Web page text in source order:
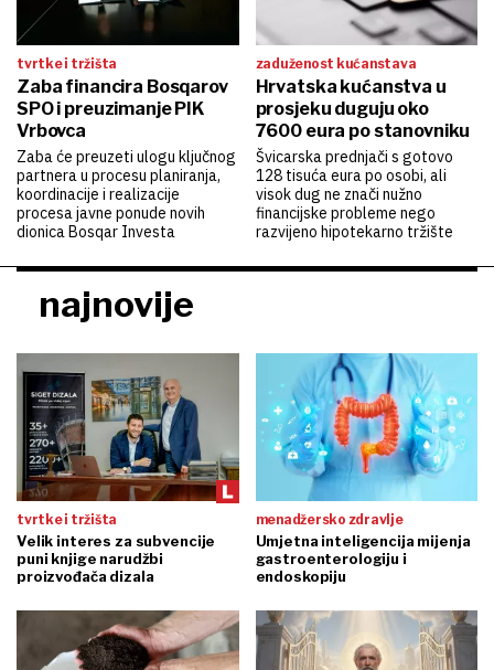
tvrtke i tržišta
Zaba financira Bosqarov
SPO i preuzimanje PIK
Vrbovca
Zaba će preuzeti ulogu ključnog
partnera u procesu planiranja,
koordinacije i realizacije
procesa javne ponude novih
dionica Bosqar Investa
zaduženost kućanstava
Hrvatska kućanstva u
prosjeku duguju oko
7600 eura po stanovniku
Švicarska prednjači s gotovo
128 tisuća eura po osobi, ali
visok dug ne znači nužno
financijske probleme nego
razvijeno hipotekarno tržište
najnovije
tvrtke i tržišta
Velik interes za subvencije
puni knjige narudžbi
proizvođača dizala
menadžersko zdravlje
Umjetna inteligencija mijenja
gastroenterologiju i
endoskopiju